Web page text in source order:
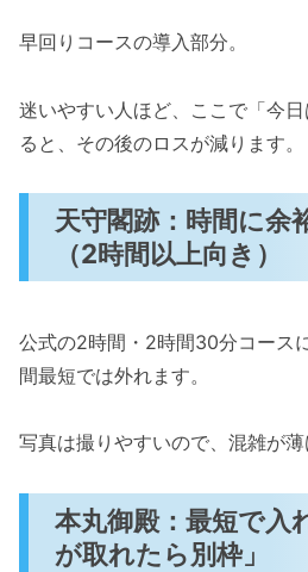
早回りコースの導入部分。
迷いやすい人ほど、ここで「今
ると、その後のロスが減ります。
天守閣跡：時間に余
（2時間以上向き）
公式の2時間・2時間30分コース
間最短では外れます。
写真は撮りやすいので、混雑が薄
本丸御殿：最短で
が取れたら別枠」